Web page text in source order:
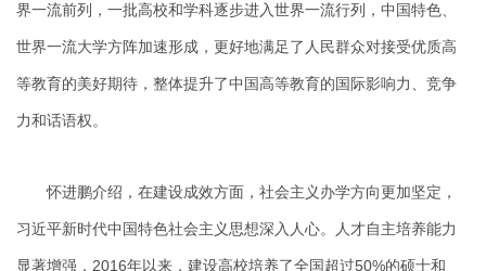
界一流前列，一批高校和学科逐步进入世界一流行列，中国特色、
世界一流大学方阵加速形成，更好地满足了人民群众对接受优质高
等教育的美好期待，整体提升了中国高等教育的国际影响力、竞争
力和话语权。
怀进鹏介绍，在建设成效方面，社会主义办学方向更加坚定，
习近平新时代中国特色社会主义思想深入人心。人才自主培养能力
显著增强，2016年以来，建设高校培养了全国超过50%的硕士和